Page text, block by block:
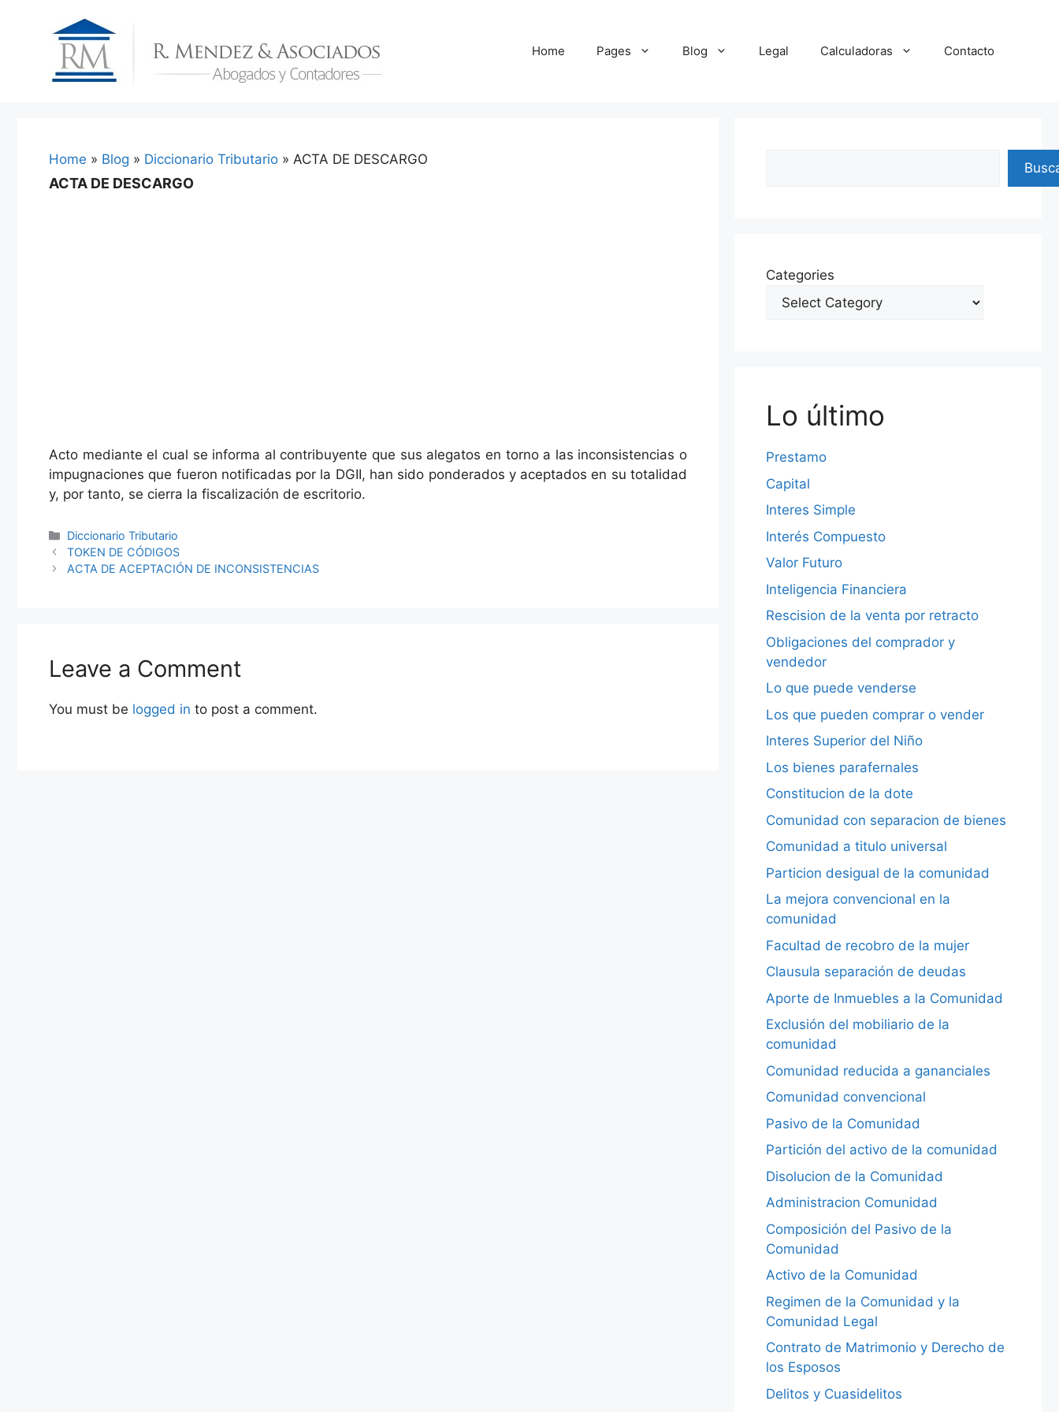
Home Pages Blog Legal Calculadoras Contacto
Home » Blog » Diccionario Tributario » ACTA DE DESCARGO
ACTA DE DESCARGO
Acto mediante el cual se informa al contribuyente que sus alegatos en torno a las inconsistencias o
impugnaciones que fueron notificadas por la DGII, han sido ponderados y aceptados en su totalidad
y, por tanto, se cierra la fiscalización de escritorio.
Categories
Diccionario Tributario
TOKEN DE CÓDIGOS
ACTA DE ACEPTACIÓN DE INCONSISTENCIAS
Leave a Comment
You must be logged in to post a comment.
Categories
Lo último
Prestamo
Capital
Interes Simple
Interés Compuesto
Valor Futuro
Inteligencia Financiera
Rescision de la venta por retracto
Obligaciones del comprador y
vendedor
Lo que puede venderse
Los que pueden comprar o vender
Interes Superior del Niño
Los bienes parafernales
Constitucion de la dote
Comunidad con separacion de bienes
Comunidad a titulo universal
Particion desigual de la comunidad
La mejora convencional en la
comunidad
Facultad de recobro de la mujer
Clausula separación de deudas
Aporte de Inmuebles a la Comunidad
Exclusión del mobiliario de la
comunidad
Comunidad reducida a gananciales
Comunidad convencional
Pasivo de la Comunidad
Partición del activo de la comunidad
Disolucion de la Comunidad
Administracion Comunidad
Composición del Pasivo de la
Comunidad
Activo de la Comunidad
Regimen de la Comunidad y la
Comunidad Legal
Contrato de Matrimonio y Derecho de
los Esposos
Delitos y Cuasidelitos